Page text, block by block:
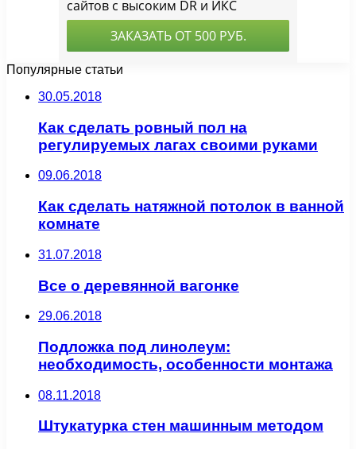
Популярные статьи
30.05.2018
Как сделать ровный пол на
регулируемых лагах своими руками
09.06.2018
Как сделать натяжной потолок в ванной
комнате
31.07.2018
Все о деревянной вагонке
29.06.2018
Подложка под линолеум:
необходимость, особенности монтажа
08.11.2018
Штукатурка стен машинным методом